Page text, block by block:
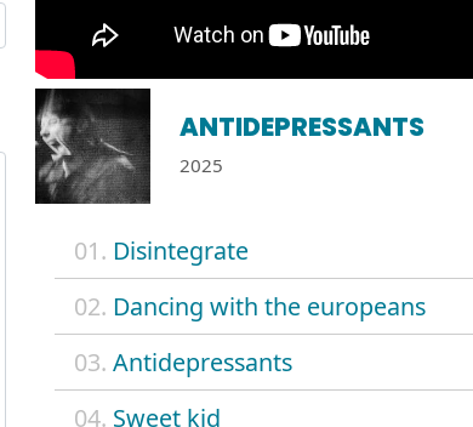
ANTIDEPRESSANTS
2025
01. Disintegrate
02. Dancing with the europeans
03. Antidepressants
04. Sweet kid